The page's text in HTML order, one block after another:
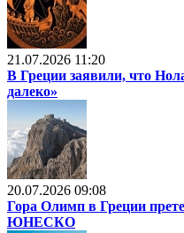
21.07.2026 11:20
В Греции заявили, что
далеко»
20.07.2026 09:08
Гора Олимп в Греции
ЮНЕСКО